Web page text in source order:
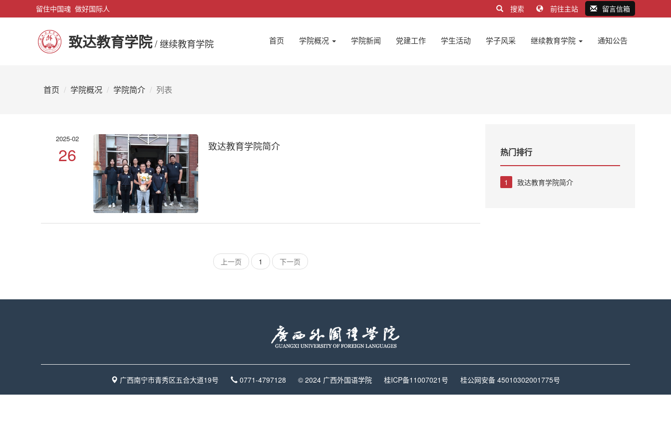
留住中国魂 做好国际人 搜索 前往主站 留言信箱
致达教育学院/ 继续教育学院 首页 学院概况 学院新闻 党建工作 学生活动 学子风采 继续教育学院 通知公告
首页 学院概况 学院简介 列表
2025-02
26 致达教育学院简介
上一页 1 下一页
热门排行
1 致达教育学院简介
广西南宁市青秀区五合大道19号 0771-4797128 © 2024 广西外国语学院 桂ICP备11007021号 桂公网安备 45010302001775号